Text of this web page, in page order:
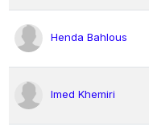
Henda Bahlous
Imed Khemiri